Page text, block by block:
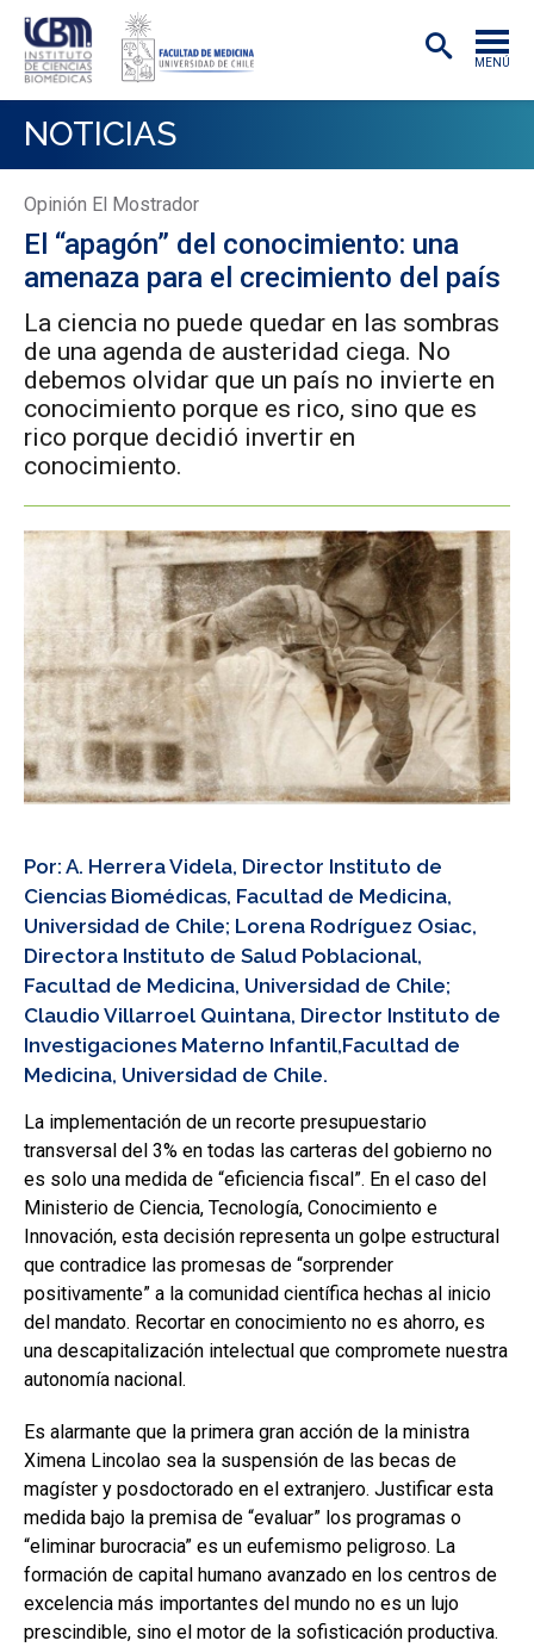
MENÚ
ACADÉMICAS/OS
PREGRADO
POSTGRADO
PUBLICACIONES
EXTENSIÓN
NOTICIAS
Opinión El Mostrador
El “apagón” del conocimiento: una
amenaza para el crecimiento del país
La ciencia no puede quedar en las sombras
de una agenda de austeridad ciega. No
debemos olvidar que un país no invierte en
conocimiento porque es rico, sino que es
rico porque decidió invertir en
conocimiento.
Por: A. Herrera Videla, Director Instituto de
Ciencias Biomédicas, Facultad de Medicina,
Universidad de Chile; Lorena Rodríguez Osiac,
Directora Instituto de Salud Poblacional,
Facultad de Medicina, Universidad de Chile;
Claudio Villarroel Quintana, Director Instituto de
Investigaciones Materno Infantil,Facultad de
Medicina, Universidad de Chile.
La implementación de un recorte presupuestario
transversal del 3% en todas las carteras del gobierno no
es solo una medida de “eficiencia fiscal”. En el caso del
Ministerio de Ciencia, Tecnología, Conocimiento e
Innovación, esta decisión representa un golpe estructural
que contradice las promesas de “sorprender
positivamente” a la comunidad científica hechas al inicio
del mandato. Recortar en conocimiento no es ahorro, es
una descapitalización intelectual que compromete nuestra
autonomía nacional.
Es alarmante que la primera gran acción de la ministra
Ximena Lincolao sea la suspensión de las becas de
magíster y posdoctorado en el extranjero. Justificar esta
medida bajo la premisa de “evaluar” los programas o
“eliminar burocracia” es un eufemismo peligroso. La
formación de capital humano avanzado en los centros de
excelencia más importantes del mundo no es un lujo
prescindible, sino el motor de la sofisticación productiva.